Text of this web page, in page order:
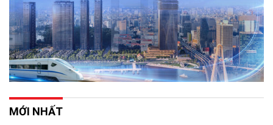
MỚI NHẤT